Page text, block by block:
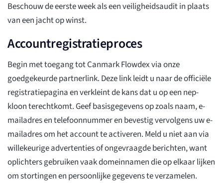
Beschouw de eerste week als een veiligheidsaudit in plaats
van een jacht op winst.
Accountregistratieproces
Begin met toegang tot Canmark Flowdex via onze
goedgekeurde partnerlink. Deze link leidt u naar de officiële
registratiepagina en verkleint de kans dat u op een nep-
kloon terechtkomt. Geef basisgegevens op zoals naam, e-
mailadres en telefoonnummer en bevestig vervolgens uw e-
mailadres om het account te activeren. Meld u niet aan via
willekeurige advertenties of ongevraagde berichten, want
oplichters gebruiken vaak domeinnamen die op elkaar lijken
om stortingen en persoonlijke gegevens te verzamelen.